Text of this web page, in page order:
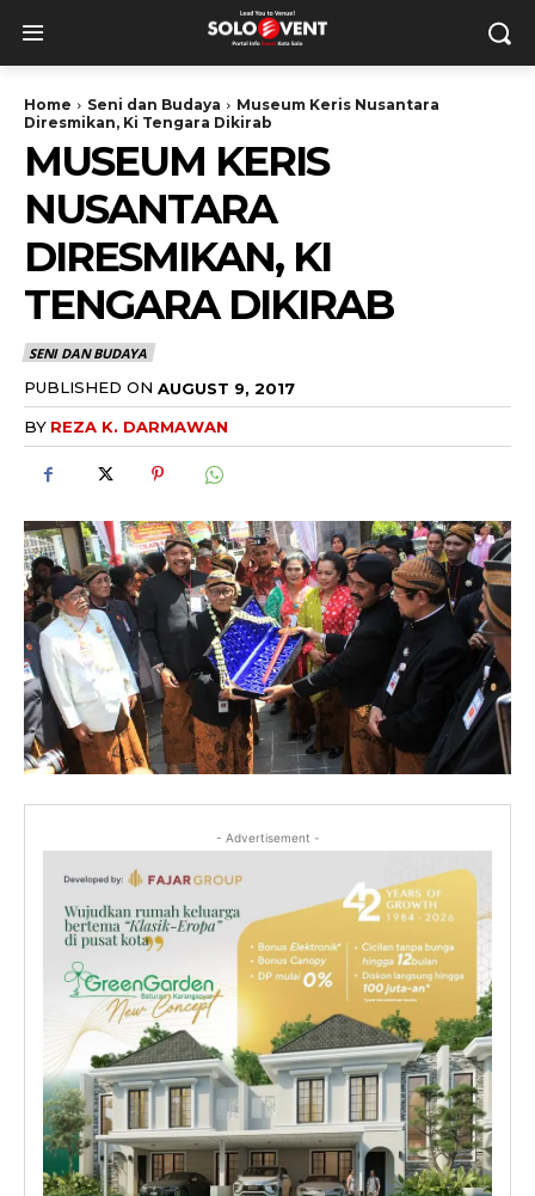
Home Seni dan Budaya
Museum Keris Nusantara
Diresmikan, Ki Tengara Dikirab
MUSEUM KERIS
NUSANTARA
DIRESMIKAN, KI
TENGARA DIKIRAB
SENI DAN BUDAYA
PUBLISHED ON AUGUST 9, 2017
BY REZA K. DARMAWAN
- Advertisement -